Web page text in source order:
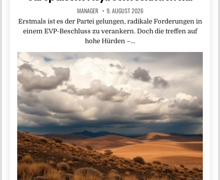
MANAGER 9. AUGUST 2026
Erstmals ist es der Partei gelungen, radikale Forderungen in
einem EVP-Beschluss zu verankern. Doch die treffen auf
hohe Hürden –…